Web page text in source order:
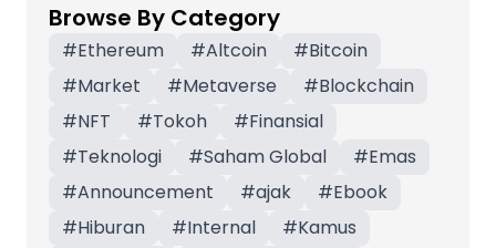
Browse By Category
#Ethereum #Altcoin #Bitcoin
#Market #Metaverse #Blockchain
#NFT #Tokoh #Finansial
#Teknologi #Saham Global #Emas
#Announcement #ajak #Ebook
#Hiburan #Internal #Kamus